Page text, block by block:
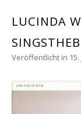
LUCINDA
Veröffentlicht in 15.